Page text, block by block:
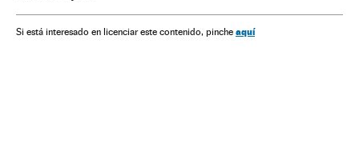
Jair Bolsonaro
Si está interesado en licenciar este contenido, pinche aquí